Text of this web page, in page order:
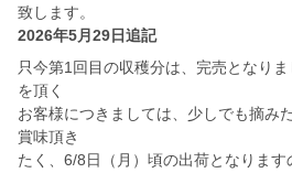
致します。
2026年5月29日追記
只今第1回目の収穫分は、完売となり
を頂く
お客様につきましては、少しでも摘み
賞味頂き
たく、6/8日（月）頃の出荷となります